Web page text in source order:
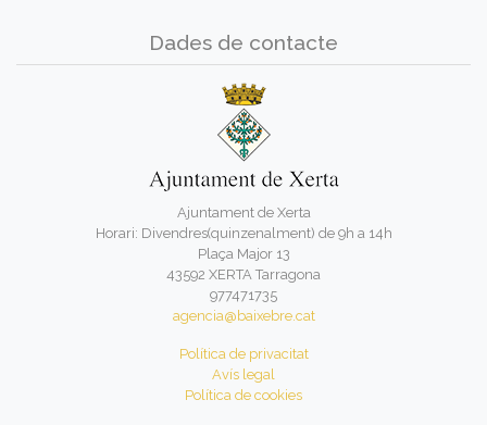
Dades de contacte
Ajuntament de Xerta
Horari: Divendres(quinzenalment) de 9h a 14h
Plaça Major 13
43592 XERTA Tarragona
977471735
agencia@baixebre.cat
Política de privacitat
Avís legal
Política de cookies